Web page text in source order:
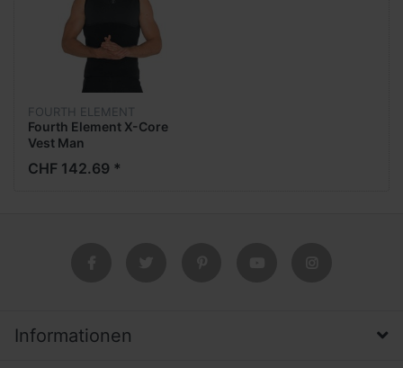
FOURTH ELEMENT
Fourth Element X-Core
Vest Man
CHF 142.69 *
Informationen